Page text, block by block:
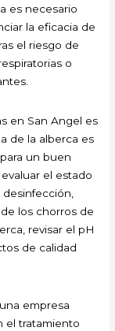
es necesario
la eficacia de
el riesgo de
o
en San Angel es
de la alberca es
un buen
el estado
los chorros de
revisar el pH
de calidad
empresa
el tratamiento